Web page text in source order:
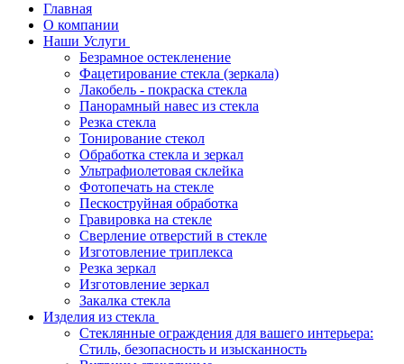
Главная
О компании
Наши Услуги
Безрамное остекленение
Фацетирование стекла (зеркала)
Лакобель - покраска стекла
Панорамный навес из стекла
Резка стекла
Тонирование стекол
Обработка стекла и зеркал
Ультрафиолетовая склейка
Фотопечать на стекле
Пескоструйная обработка
Гравировка на стекле
Cверление отверстий в стекле
Изготовление триплекса
Резка зеркал
Изготовление зеркал
Закалка стекла
Изделия из стекла
Стеклянные ограждения для вашего интерьера:
Стиль, безопасность и изысканность